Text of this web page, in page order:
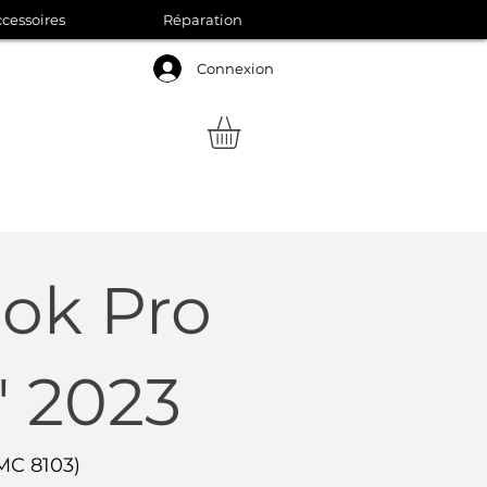
Connexion
Réparation
Pro
2023
8103)